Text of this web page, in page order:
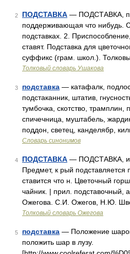
2 ПОДСТАВКА — ПОДСТАВКА,
поддерживающая что нибудь.
подставках. 2.
ставят. Подставка для
суффикс (грам. школ.).
Толковый словарь Ушакова
3 подставка — катафалк,
подстаканник, штатив,
тумбочка, скотство, трамплин,
спичечница, муштабель,
поддон, светец, канделябр,
Словарь синонимов
4 ПОДСТАВКА — ПОДСТАВКА, и,
Предмет, к рый подставляется
ставится что н. Цветочный
чайник. | прил. подставочный,
Ожегова. С.И. Ожегов, Н.Ю.
Толковый словарь Ожегова
5 подставка — Положение
положить шар в лузу.